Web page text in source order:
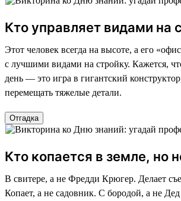
Кто управляет видами на
Этот человек всегда на высоте, а его
с лучшими видами на стройку. Кажется,
день — это игра в гигантский
перемещать тяжелые детали.
Отгадка
Кто копается в земле, но
В свитере, а не Фредди Крюгер. Делает
Копает, а не садовник. С бородой, а не